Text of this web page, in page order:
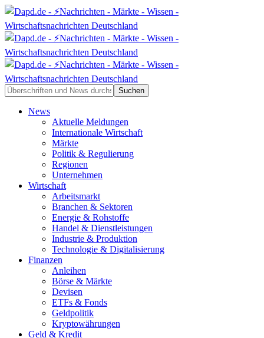
News
Aktuelle Meldungen
Internationale Wirtschaft
Märkte
Politik & Regulierung
Regionen
Unternehmen
Wirtschaft
Arbeitsmarkt
Branchen & Sektoren
Energie & Rohstoffe
Handel & Dienstleistungen
Industrie & Produktion
Technologie & Digitalisierung
Finanzen
Anleihen
Börse & Märkte
Devisen
ETFs & Fonds
Geldpolitik
Kryptowährungen
Geld & Kredit